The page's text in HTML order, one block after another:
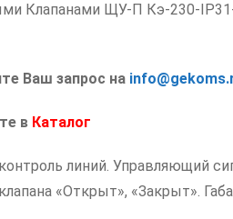
Клапанами
ШУОК
Клапанами ЩУ-П Кэ-230-
Ваш запрос на
в Каталог
линий. Управляющий
«Открыт», «Закрыт».